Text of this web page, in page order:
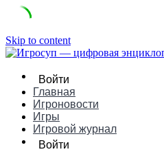
Skip to content
Войти
Главная
Игроновости
Игры
Игровой журнал
Войти